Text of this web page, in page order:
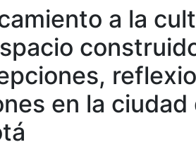
a la
en la ciudad